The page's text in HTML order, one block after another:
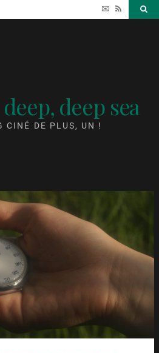
✉ RSS
deep sea
CINÉ DE PLUS, UN !